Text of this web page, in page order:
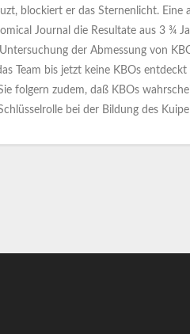
blockiert er das Sternenlicht.
Journal die Resultate aus 3 ¾
der Abmessung von
Team bis jetzt keine KBOs
folgern zudem, daß KBOs
bei der Bildung des